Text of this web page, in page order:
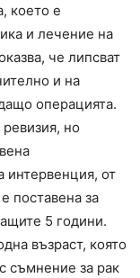
което е
и лечение на
че липсват
и на
операцията.
но
интервенция, от
поставена за
5 години.
възраст, която
съмнение за рак